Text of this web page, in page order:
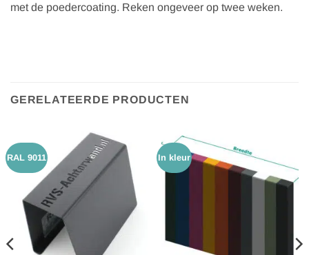
met de poedercoating. Reken ongeveer op twee weken.
GERELATEERDE PRODUCTEN
RAL 9011 In kleur